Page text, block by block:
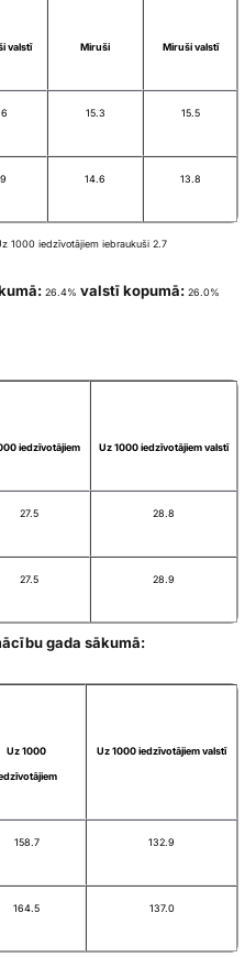
valstī Miruši Miruši valstī
15.3 15.5
14.6 13.8
1000 iedzīvotājiem iebraukuši 2.7
26.4% valstī kopumā: 26.0%
iedzīvotājiem Uz 1000 iedzīvotājiem valstī
27.5 28.8
27.5 28.9
gada sākumā:
Uz 1000 Uz 1000 iedzīvotājiem valstī
158.7 132.9
164.5 137.0